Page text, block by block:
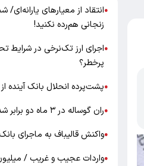
●انتقاد از معیارهای یارانه‌ای/
زنجانی هم‌رده نکنید!
●اجرای ارز تک‌نرخی در شرایط
پرخطر؟
●پشت‌پرده انحلال بانک آینده
●ران گوساله در ۳ ماه دو برابر شد؛ کسی حواسش هست؟
●واکنش قالیباف به ماجرای
●واردات عجیب و غریب /